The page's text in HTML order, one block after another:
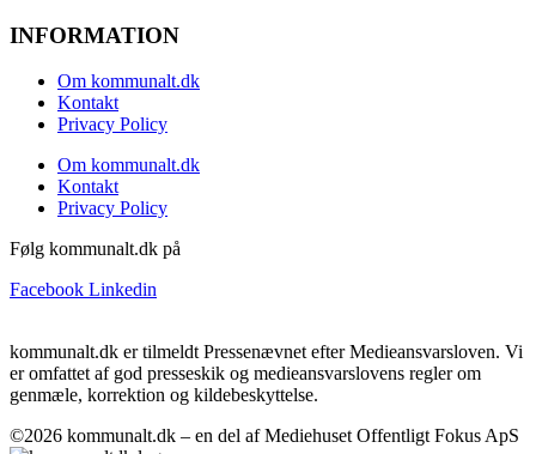
INFORMATION
Om kommunalt.dk
Kontakt
Privacy Policy
Om kommunalt.dk
Kontakt
Privacy Policy
Følg kommunalt.dk på
Facebook Linkedin
kommunalt.dk er tilmeldt Pressenævnet efter Medieansvarsloven. Vi
er omfattet af god presseskik og medieansvarslovens regler om
genmæle, korrektion og kildebeskyttelse.
©2026 kommunalt.dk – en del af Mediehuset Offentligt Fokus ApS